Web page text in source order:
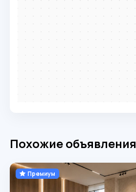
Похожие объявления
Премиум